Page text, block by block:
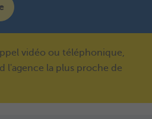
vidéo ou téléphonique,
l'agence la plus proche de